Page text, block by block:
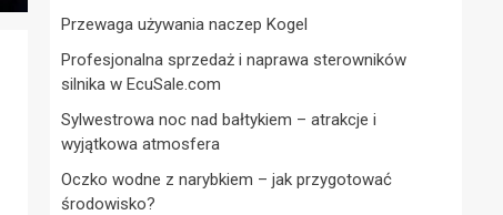
Przewaga używania naczep Kogel
Profesjonalna sprzedaż i naprawa sterowników
silnika w EcuSale.com
Sylwestrowa noc nad bałtykiem – atrakcje i
wyjątkowa atmosfera
Oczko wodne z narybkiem – jak przygotować
środowisko?